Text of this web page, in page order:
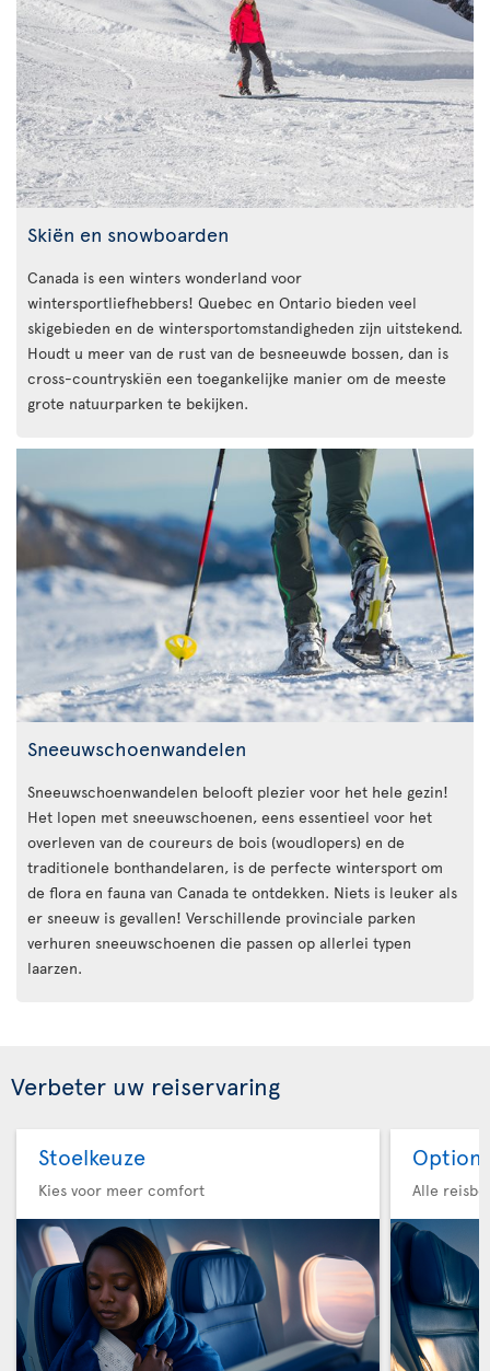
Skiën en snowboarden
Canada is een winters wonderland voor
wintersportliefhebbers! Quebec en Ontario bieden veel
skigebieden en de wintersportomstandigheden zijn uitstekend.
Houdt u meer van de rust van de besneeuwde bossen, dan is
cross-countryskiën een toegankelijke manier om de meeste
grote natuurparken te bekijken.
Sneeuwschoenwandelen
Sneeuwschoenwandelen belooft plezier voor het hele gezin!
Het lopen met sneeuwschoenen, eens essentieel voor het
overleven van de coureurs de bois (woudlopers) en de
traditionele bonthandelaren, is de perfecte wintersport om
de flora en fauna van Canada te ontdekken. Niets is leuker als
er sneeuw is gevallen! Verschillende provinciale parken
verhuren sneeuwschoenen die passen op allerlei typen
laarzen.
Verbeter uw reiservaring
Stoelkeuze
Kies voor meer comfort
Option
Alle